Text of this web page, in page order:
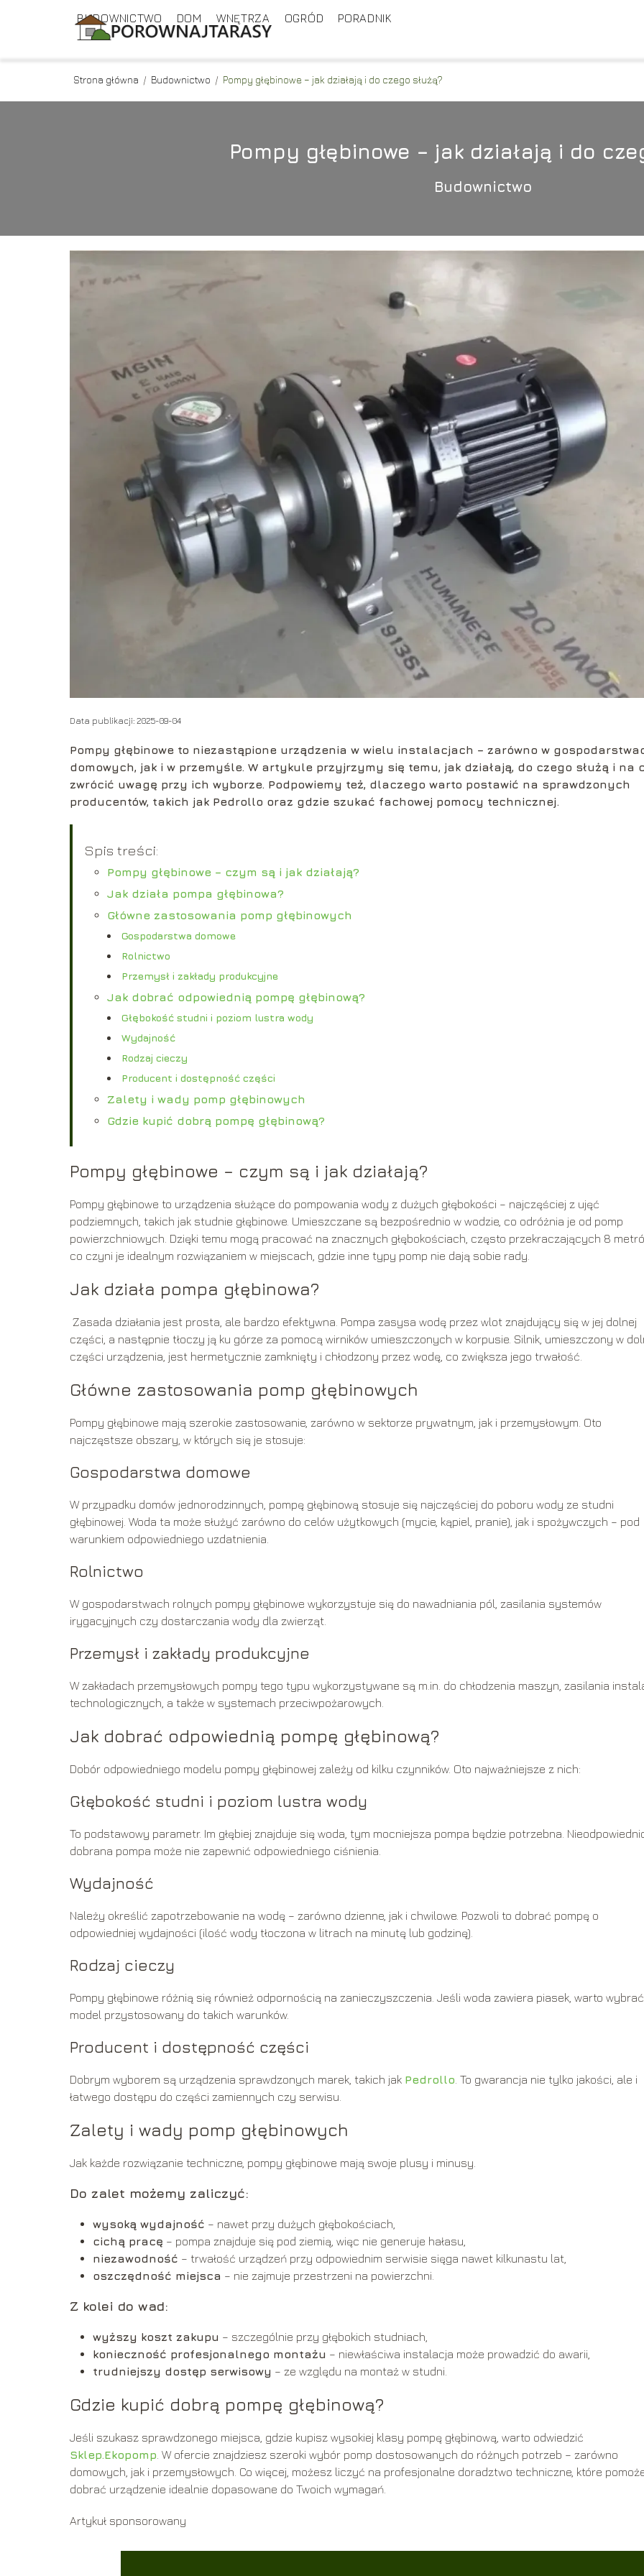
BUDOWNICTWO DOM WNĘTRZA OGRÓD PORADNIK
Strona główna / Budownictwo / Pompy głębinowe – jak działają i do czego służą?
Pompy głębinowe – jak działają i do
Budownictwo
Data publikacji: 2025-09-04
Pompy głębinowe to niezastąpione urządzenia w wielu instalacjach – zarówno w
domowych, jak i w przemyśle. W artykule przyjrzymy się temu, jak działają, do czego służą i na
zwrócić uwagę przy ich wyborze. Podpowiemy też, dlaczego warto postawić na sprawdzonych
producentów, takich jak Pedrollo oraz gdzie szukać fachowej pomocy technicznej.
Spis treści:
Pompy głębinowe – czym są i jak działają?
Jak działa pompa głębinowa?
Główne zastosowania pomp głębinowych
Gospodarstwa domowe
Rolnictwo
Przemysł i zakłady produkcyjne
Jak dobrać odpowiednią pompę głębinową?
Głębokość studni i poziom lustra wody
Wydajność
Rodzaj cieczy
Producent i dostępność części
Zalety i wady pomp głębinowych
Gdzie kupić dobrą pompę głębinową?
Pompy głębinowe – czym są i jak działają?
Pompy głębinowe to urządzenia służące do pompowania wody z dużych głębokości – najczęściej z ujęć
podziemnych, takich jak studnie głębinowe. Umieszczane są bezpośrednio w wodzie, co odróżnia je od pomp
powierzchniowych. Dzięki temu mogą pracować na znacznych głębokościach, często przekraczających 8
co czyni je idealnym rozwiązaniem w miejscach, gdzie inne typy pomp nie dają sobie rady.
Jak działa pompa głębinowa?
Zasada działania jest prosta, ale bardzo efektywna. Pompa zasysa wodę przez wlot znajdujący się w jej dolnej
części, a następnie tłoczy ją ku górze za pomocą wirników umieszczonych w korpusie. Silnik, umieszczony w
części urządzenia, jest hermetycznie zamknięty i chłodzony przez wodę, co zwiększa jego trwałość.
Główne zastosowania pomp głębinowych
Pompy głębinowe mają szerokie zastosowanie, zarówno w sektorze prywatnym, jak i przemysłowym. Oto
najczęstsze obszary, w których się je stosuje:
Gospodarstwa domowe
W przypadku domów jednorodzinnych, pompę głębinową stosuje się najczęściej do poboru wody ze studni
głębinowej. Woda ta może służyć zarówno do celów użytkowych (mycie, kąpiel, pranie), jak i spożywczych – pod
warunkiem odpowiedniego uzdatnienia.
Rolnictwo
W gospodarstwach rolnych pompy głębinowe wykorzystuje się do nawadniania pól, zasilania systemów
irygacyjnych czy dostarczania wody dla zwierząt.
Przemysł i zakłady produkcyjne
W zakładach przemysłowych pompy tego typu wykorzystywane są m.in. do chłodzenia maszyn, zasilania
technologicznych, a także w systemach przeciwpożarowych.
Jak dobrać odpowiednią pompę głębinową?
Dobór odpowiedniego modelu pompy głębinowej zależy od kilku czynników. Oto najważniejsze z nich:
Głębokość studni i poziom lustra wody
To podstawowy parametr. Im głębiej znajduje się woda, tym mocniejsza pompa będzie potrzebna.
dobrana pompa może nie zapewnić odpowiedniego ciśnienia.
Wydajność
Należy określić zapotrzebowanie na wodę – zarówno dzienne, jak i chwilowe. Pozwoli to dobrać pompę o
odpowiedniej wydajności (ilość wody tłoczona w litrach na minutę lub godzinę).
Rodzaj cieczy
Pompy głębinowe różnią się również odpornością na zanieczyszczenia. Jeśli woda zawiera piasek, warto wybrać
model przystosowany do takich warunków.
Producent i dostępność części
Dobrym wyborem są urządzenia sprawdzonych marek, takich jak Pedrollo . To gwarancja nie tylko jakości, ale i
łatwego dostępu do części zamiennych czy serwisu.
Zalety i wady pomp głębinowych
Jak każde rozwiązanie techniczne, pompy głębinowe mają swoje plusy i minusy.
Do zalet możemy zaliczyć:
wysoką wydajność – nawet przy dużych głębokościach,
cichą pracę – pompa znajduje się pod ziemią, więc nie generuje hałasu,
niezawodność – trwałość urządzeń przy odpowiednim serwisie sięga nawet kilkunastu lat,
oszczędność miejsca – nie zajmuje przestrzeni na powierzchni.
Z kolei do wad:
wyższy koszt zakupu – szczególnie przy głębokich studniach,
konieczność profesjonalnego montażu – niewłaściwa instalacja może prowadzić do awarii,
trudniejszy dostęp serwisowy – ze względu na montaż w studni.
Gdzie kupić dobrą pompę głębinową?
Jeśli szukasz sprawdzonego miejsca, gdzie kupisz wysokiej klasy pompę głębinową, warto odwiedzić
Sklep.Ekopomp . W ofercie znajdziesz szeroki wybór pomp dostosowanych do różnych potrzeb – zarówno
domowych, jak i przemysłowych. Co więcej, możesz liczyć na profesjonalne doradztwo techniczne, które
dobrać urządzenie idealnie dopasowane do Twoich wymagań.
Artykuł sponsorowany